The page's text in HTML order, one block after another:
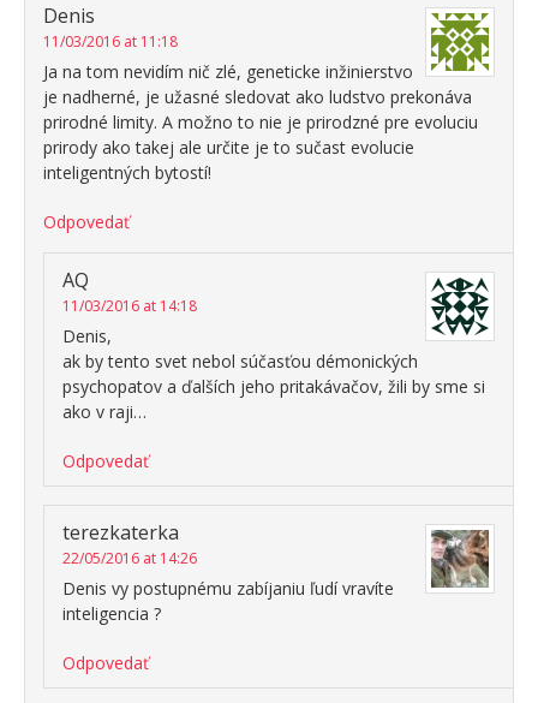
Denis
11/03/2016 at 11:18
Ja na tom nevidím nič zlé, geneticke inžinierstvo
je nadherné, je užasné sledovat ako ludstvo prekonáva
prirodné limity. A možno to nie je prirodzné pre evoluciu
prirody ako takej ale určite je to sučast evolucie
inteligentných bytostí!
Odpovedať
AQ
11/03/2016 at 14:18
Denis,
ak by tento svet nebol súčasťou démonických
psychopatov a ďalších jeho pritakávačov, žili by sme si
ako v raji…
Odpovedať
terezkaterka
22/05/2016 at 14:26
Denis vy postupnému zabíjaniu ľudí vravíte
inteligencia ?
Odpovedať